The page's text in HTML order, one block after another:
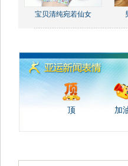
宝贝清纯宛若仙女
顶 加